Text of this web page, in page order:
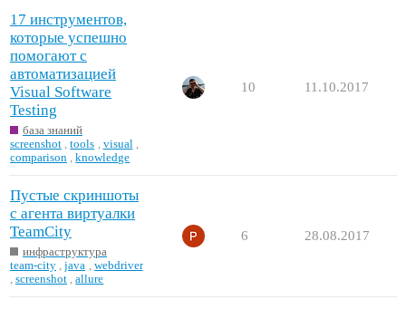
17 инструментов,
которые успешно
помогают с
автоматизацией
Visual Software
Testing
база знаний
screenshot ,tools visual
comparison
,knowledge
10 11.10.2017
Пустые скриншоты
с агента виртуалки
TeamCity
инфраструктура
team-city ,java
webdriver
screenshot ,allure
6 28.08.2017